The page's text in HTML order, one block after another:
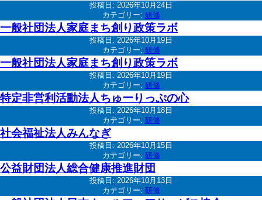
投稿日: 2026年10月24日
カテゴリー: 研修
一般社団法人家庭まち創り政策ラボ
投稿日: 2026年10月19日
カテゴリー: 研修
一般社団法人家庭まち創り政策ラボ
投稿日: 2026年10月19日
カテゴリー: 研修
特定非営利活動法人ちゅーりっぷの心
投稿日: 2026年10月18日
カテゴリー: 研修
社会福祉法人みんなぎ
投稿日: 2026年10月15日
カテゴリー: 研修
公益財団法人総合健康推進財団
投稿日: 2026年10月13日
カテゴリー: 研修